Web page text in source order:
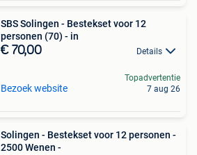
SBS Solingen - Bestekset voor 12
personen (70) - in
€ 70,00 Details
Bezoek website
Topadvertentie
7 aug 26
Solingen - Bestekset voor 12 personen -
2500 Wenen -